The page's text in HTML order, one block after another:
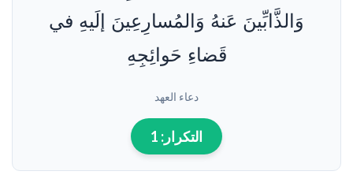
وَالذَّابِّينَ عَنهُ وَالمُسارِعِينَ إلَيهِ في
قَضاءِ حَوائِجِهِ
دعاء العهد
التكرار: 1